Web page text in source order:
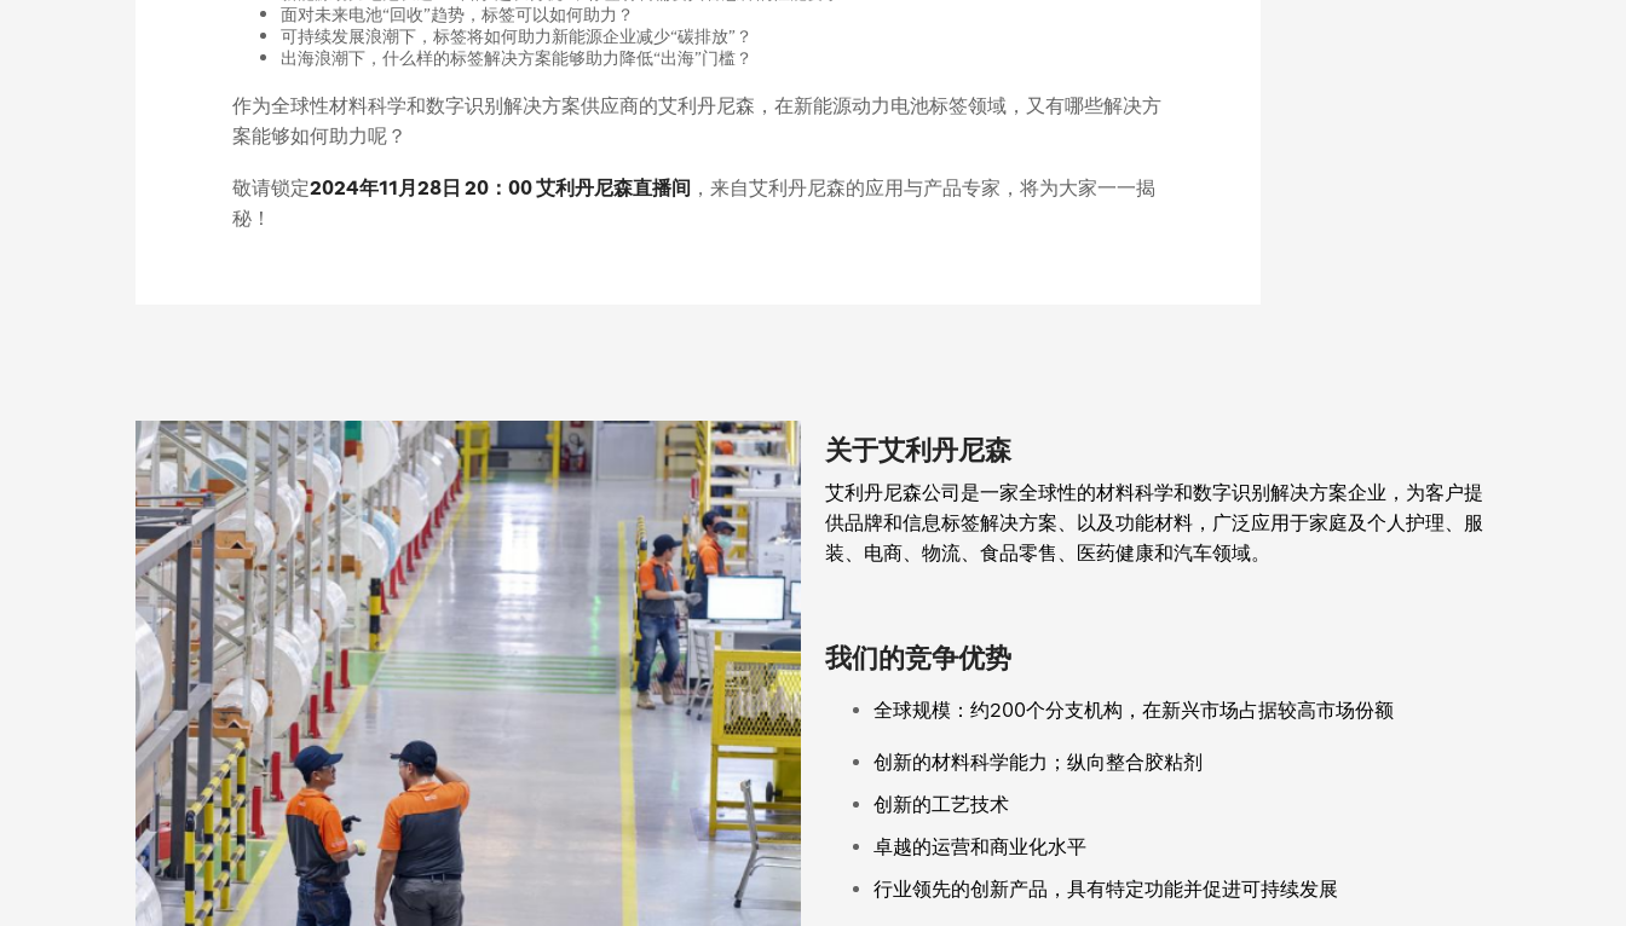
面对未来电池“回收”趋势，标签可以如何助力？
可持续发展浪潮下，标签将如何助力新能源企业减少“碳排放”？
出海浪潮下，什么样的标签解决方案能够助力降低“出海”门槛？
作为全球性材料科学和数字识别解决方案供应商的艾利丹尼森，在新能源动力电池标签领域，又有哪些解决方
案能够如何助力呢？
敬请锁定2024年11月28日 20：00 艾利丹尼森直播间 ，来自艾利丹尼森的应用与产品专家，将为大家一一揭
秘！
关于艾利丹尼森
艾利丹尼森公司是一家全球性的材料科学和数字识别解决方案企业，为客户提
供品牌和信息标签解决方案、以及功能材料，广泛应用于家庭及个人护理、服
装、电商、物流、食品零售、医药健康和汽车领域。
我们的竞争优势
全球规模：约200个分支机构，在新兴市场占据较高市场份额
创新的材料科学能力；纵向整合胶粘剂
创新的工艺技术
卓越的运营和商业化水平
行业领先的创新产品，具有特定功能并促进可持续发展